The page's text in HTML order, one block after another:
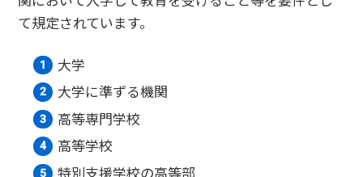
て規定されています。
大学
大学に準ずる機関
高等専門学校
高等学校